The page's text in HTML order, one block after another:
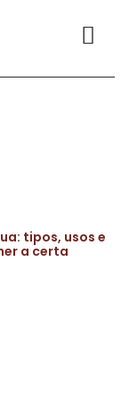
tipos, usos e
a certa